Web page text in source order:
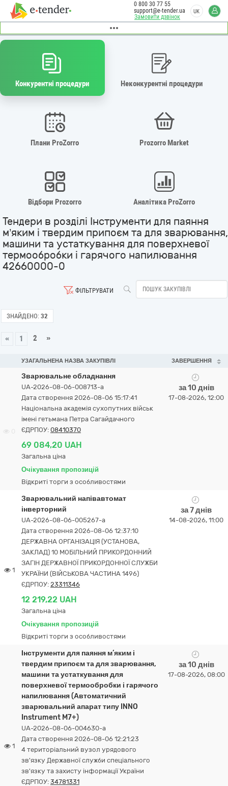
Замовити дзвінок
0 800 30 77 55
support@e-tender.ua
UK
Конкурентні процедури Неконкурентні процедури
Плани ProZorro Prozorro Market
Відбори Prozorro Аналітика ProZorro
Тендери в розділі Інструменти для паяння
м’яким і твердим припоєм та для зварювання,
машини та устаткування для поверхневої
термообробки і гарячого напилювання
42660000-0
ФІЛЬТРУВАТИ
ЗНАЙДЕНО: 32
« 1 2 »
УЗАГАЛЬНЕНА НАЗВА ЗАКУПІВЛІ ЗАВЕРШЕННЯ
Зварювальне обладнання
UA-2026-08-06-008713-a
Дата створення 2026-08-06 15:17:41
Національна академія сухопутних військ
імені гетьмана Петра Сагайдачного
ЄДРПОУ: 08410370
69 084,20 UAH
Загальна ціна
Очікування пропозицій
Відкриті торги з особливостями
за 10 днів
17-08-2026, 12:00
1
Зварювальний напівавтомат
інверторний
UA-2026-08-06-005267-a
Дата створення 2026-08-06 12:37:10
ДЕРЖАВНА ОРГАНІЗАЦІЯ (УСТАНОВА,
ЗАКЛАД) 10 МОБІЛЬНИЙ ПРИКОРДОННИЙ
ЗАГІН ДЕРЖАВНОЇ ПРИКОРДОННОЇ СЛУЖБИ
УКРАЇНИ (ВІЙСЬКОВА ЧАСТИНА 1496)
ЄДРПОУ: 23311346
12 219,22 UAH
Загальна ціна
Очікування пропозицій
Відкриті торги з особливостями
за 7 днів
14-08-2026, 11:00
1
Інструменти для паяння м’яким і
твердим припоєм та для зварювання,
машини та устаткування для
поверхневої термообробки і гарячого
напилювання (Автоматичний
зварювальний апарат типу INNO
Instrument M7+)
UA-2026-08-06-004630-a
Дата створення 2026-08-06 12:21:23
4 територіальний вузол урядового
зв'язку Державної служби спеціального
зв'язку та захисту інформації України
ЄДРПОУ: 34781331
за 10 днів
17-08-2026, 08:00